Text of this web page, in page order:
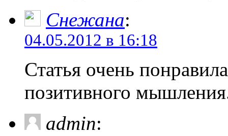
Снежана:
04.05.2012 в 16:18
Статья очень
позитивного
admin: